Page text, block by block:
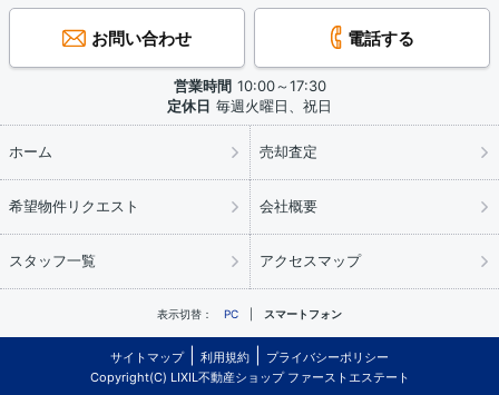
お問い合わせ 電話する
営業時間 10:00～17:30
定休日 毎週火曜日、祝日
ホーム 売却査定
希望物件リクエスト 会社概要
スタッフ一覧 アクセスマップ
表示切替： PC スマートフォン
サイトマップ 利用規約
プライバシーポリシー
Copyright(C) LIXIL不動産ショップ ファーストエステート